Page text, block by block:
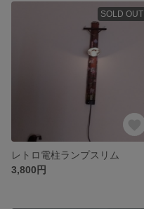
SOLD OUT
レトロ電柱ランプスリム
3,800円